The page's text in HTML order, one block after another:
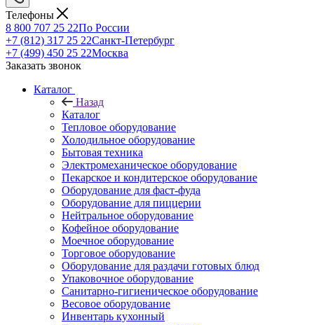
Телефоны
8 800 707 25 22По России
+7 (812) 317 25 22Санкт-Петербург
+7 (499) 450 25 22Москва
Заказать звонок
Каталог
Назад
Каталог
Тепловое оборудование
Холодильное оборудование
Бытовая техника
Электромеханическое оборудование
Пекарское и кондитерское оборудование
Оборудование для фаст-фуда
Оборудование для пиццерии
Нейтральное оборудование
Кофейное оборудование
Моечное оборудование
Торговое оборудование
Оборудование для раздачи готовых блюд
Упаковочное оборудование
Санитарно-гигиеническое оборудование
Весовое оборудование
Инвентарь кухонный